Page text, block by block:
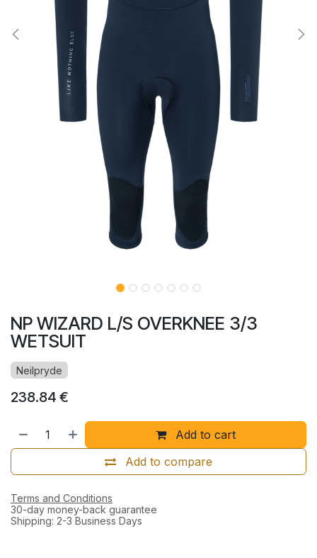
NP WIZARD L/S OVERKNEE 3/3
WETSUIT
Neilpryde
238.84 €
Add to cart
Add to compare
Terms and Conditions
30-day money-back guarantee
Shipping: 2-3 Business Days